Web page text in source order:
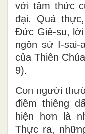
với tâm thức
đại. Quả
Đức Giê-su, lời
ngôn sứ I-
của Thiên
9).
Con người
điềm thiêng
hiện hơn là
Thực ra,